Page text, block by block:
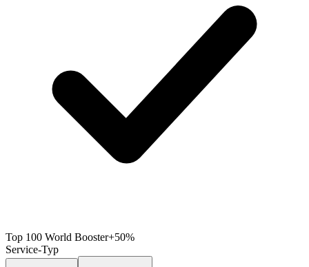
Top 100 World Booster+50%
Service-Typ